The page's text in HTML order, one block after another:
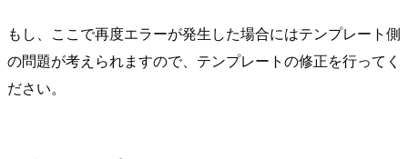
もし、ここで再度エラーが発生した場合にはテンプレート側
の問題が考えられますので、テンプレートの修正を行ってく
ださい。